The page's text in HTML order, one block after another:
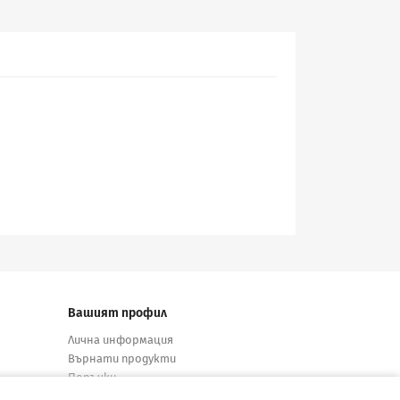
Вашият профил
Лична информация
Върнати продукти
Поръчки